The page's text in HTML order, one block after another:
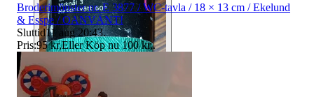
Broderimönster nr. E 3877 / WC-tavla / 18 × 13 cm / Ekelund
& Esspe / OANVÄNT!
Sluttid11 aug 20:43.
Pris:95 kr,Eller Köp nu 100 kr,.